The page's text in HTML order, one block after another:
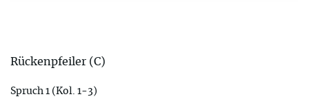
nicht gegen Horus oder einen Patienten verspritzen soll und
dessen Hitze mit Überschwemmungswasser gelöscht wird.
Rückenpfeiler (C)
Spruch 1 (Kol. 1-3)